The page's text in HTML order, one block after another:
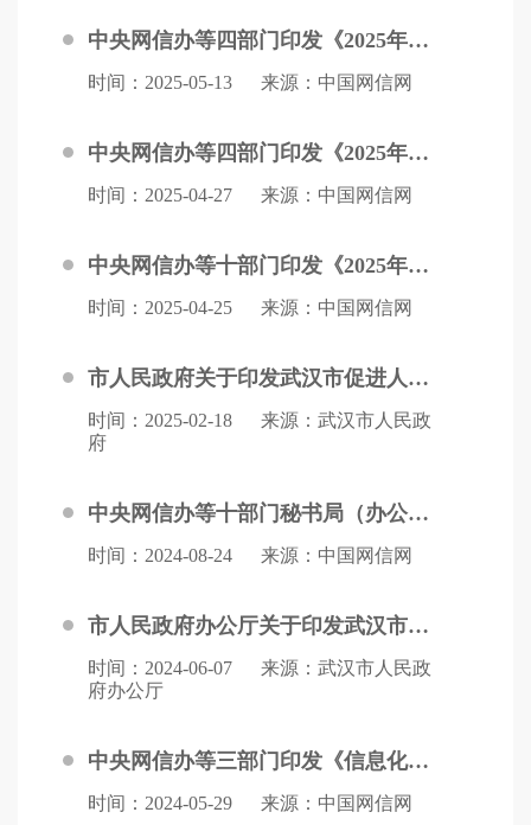
中央网信办等四部门印发《2025年数字乡村发展工作要点》
时间：2025-05-13 来源：中国网信网
中央网信办等四部门印发《2025年提升全民数字素养与技能工作要点》
时间：2025-04-27 来源：中国网信网
中央网信办等十部门印发《2025年数字化绿色化协同转型发展工作要点》
时间：2025-04-25 来源：中国网信网
市人民政府关于印发武汉市促进人工智能产业发展若干政策措施的通知
时间：2025-02-18
来源：武汉市人民政
府
中央网信办等十部门秘书局（办公厅、综合司）联合印发《数字化绿色化协同转型发展实施指南》
时间：2024-08-24 来源：中国网信网
市人民政府办公厅关于印发武汉市推动网络基础设施建设提档升级行动方案（2024-2025年）的通知
时间：2024-06-07
来源：武汉市人民政
府办公厅
中央网信办等三部门印发《信息化标准建设行动计划（2024—2027年）》
时间：2024-05-29 来源：中国网信网